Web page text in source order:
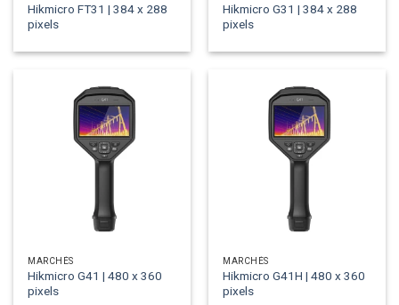
Hikmicro FT31 | 384 x 288
pixels
Hikmicro G31 | 384 x 288
pixels
MARCHÉS
Hikmicro G41 | 480 x 360
pixels
MARCHÉS
Hikmicro G41H | 480 x 360
pixels